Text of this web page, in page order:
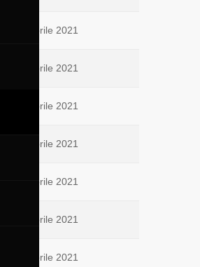
18 Aprile 2021
17 Aprile 2021
14 Aprile 2021
12 Aprile 2021
10 Aprile 2021
07 Aprile 2021
01 Aprile 2021